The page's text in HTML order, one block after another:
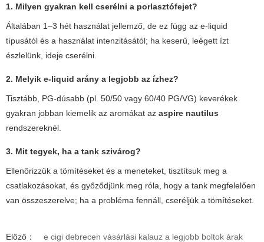
1. Milyen gyakran kell cserélni a porlasztófejet?
Általában 1–3 hét használat jellemző, de ez függ az e-liquid
típusától és a használat intenzitásától; ha keserű, leégett ízt
észlelünk, ideje cserélni.
2. Melyik e-liquid arány a legjobb az ízhez?
Tisztább, PG-dúsabb (pl. 50/50 vagy 60/40 PG/VG) keverékek
gyakran jobban kiemelik az aromákat az aspire nautilus
rendszereknél.
3. Mit tegyek, ha a tank szivárog?
Ellenőrizzük a tömítéseket és a meneteket, tisztítsuk meg a
csatlakozásokat, és győződjünk meg róla, hogy a tank megfelelően
van összeszerelve; ha a probléma fennáll, cseréljük a tömítéseket.
Előző： e cigi debrecen vásárlási kalauz a legjobb boltok árak